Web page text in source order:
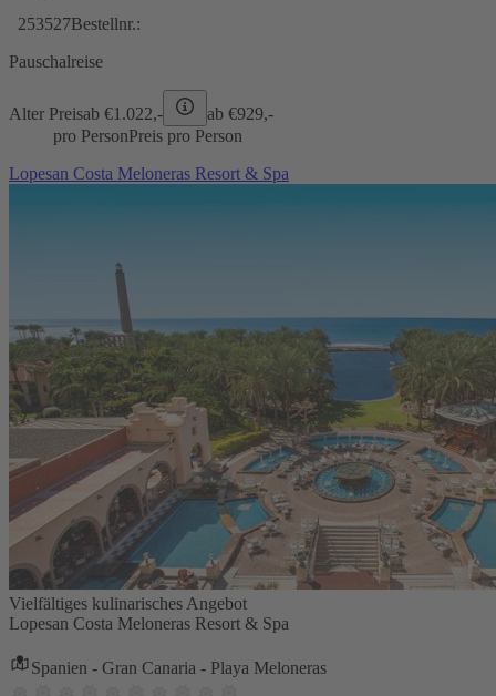
253527Bestellnr.:
Pauschalreise
Alter Preisab €1.022,- ab €929,-
pro PersonPreis pro Person
Lopesan Costa Meloneras Resort & Spa
Vielfältiges kulinarisches Angebot
Lopesan Costa Meloneras Resort & Spa
Spanien - Gran Canaria - Playa Meloneras